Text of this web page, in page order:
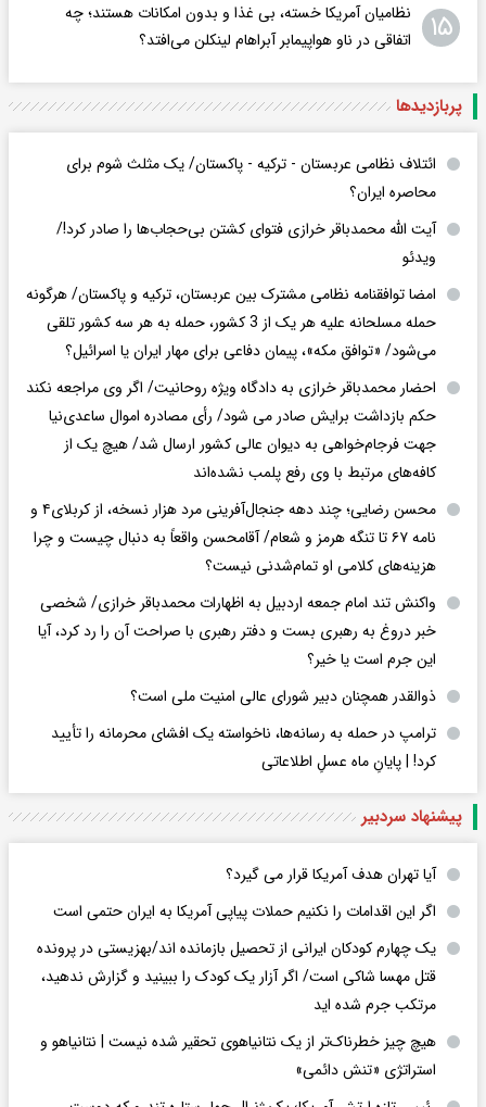
۱۵
نظامیان آمریکا خسته، بی غذا و بدون امکانات هستند؛ چه
اتفاقی در ناو هواپیمابر آبراهام لینکلن می‌افتد؟
پربازدید‌ها
ائتلاف نظامی عربستان - ترکیه - پاکستان/ یک مثلث شوم برای
محاصره ایران؟
آیت الله محمدباقر خرازی فتوای کشتن بی‌حجاب‌ها را صادر کرد!/
ویدئو
امضا توافقنامه نظامی مشترک بین عربستان، ترکیه و پاکستان/ هرگونه
حمله مسلحانه علیه هر یک از 3 کشور، حمله به هر سه کشور تلقی
می‌شود/ «توافق مکه»، پیمان دفاعی برای مهار ایران یا اسرائیل؟
احضار محمدباقر خرازی به دادگاه ویژه روحانیت/ اگر وی مراجعه نکند
حکم بازداشت برایش صادر می شود/ رأی مصادره اموال ساعدی‌نیا
جهت فرجام‌خواهی به دیوان عالی کشور ارسال شد/ هیچ یک از
کافه‌های مرتبط با وی رفع پلمب نشده‌اند
محسن رضایی؛ چند دهه جنجال‌آفرینی مرد هزار نسخه، از کربلای۴ و
نامه ۶۷ تا تنگه هرمز و شعام/ آقا‌محسن واقعاً به دنبال چیست و چرا
هزینه‌های کلامی او تمام‌شدنی نیست؟
واکنش تند امام جمعه اردبیل به اظهارات محمدباقر خرازی/ شخصی
خبر دروغ به رهبری بست و دفتر رهبری با صراحت آن را رد کرد، آیا
این جرم است یا خیر؟
ذوالقدر همچنان دبیر شورای ‌عالی امنیت ملی است؟
ترامپ در حمله‌ به رسانه‌ها، ناخواسته یک افشای محرمانه را تأیید
کرد! |‌ پایانِ ماه عسلِ اطلاعاتی
پیشنهاد سردبیر
آیا تهران هدف آمریکا قرار می گیرد؟
اگر این اقدامات را نکنیم حملات پیاپی آمریکا به ایران حتمی است
یک چهارم کودکان ایرانی از تحصیل بازمانده اند/بهزیستی در پرونده
قتل مهسا شاکی است/ اگر آزار یک کودک را ببینید و گزارش ندهید،
مرتکب جرم شده اید
هیچ چیز خطرناک‌تر از یک نتانیاهوی تحقیر شده نیست | نتانیاهو و
استراتژی «تنش دائمی»